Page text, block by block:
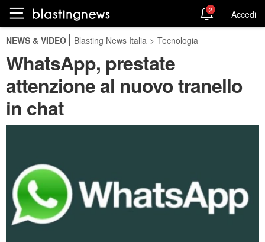
2 Accedi
NEWS & VIDEO Blasting News Italia > Tecnologia
WhatsApp, prestate
attenzione al nuovo tranello
in chat